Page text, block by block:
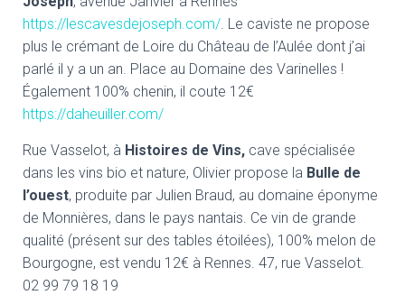
https://lescavesdejoseph.com/. Le caviste ne propose
plus le crémant de Loire du Château de l’Aulée dont j’ai
parlé il y a un an. Place au Domaine des Varinelles !
Également 100% chenin, il coute 12€
https://daheuiller.com/
Rue Vasselot, à Histoires de Vins, cave spécialisée
dans les vins bio et nature, Olivier propose la Bulle de
l’ouest, produite par Julien Braud, au domaine éponyme
de Monnières, dans le pays nantais. Ce vin de grande
qualité (présent sur des tables étoilées), 100% melon de
Bourgogne, est vendu 12€ à Rennes. 47, rue Vasselot.
02 99 79 18 19